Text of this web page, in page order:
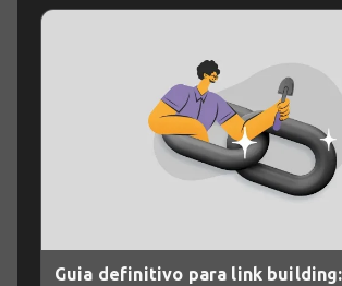
Guia definitivo para link